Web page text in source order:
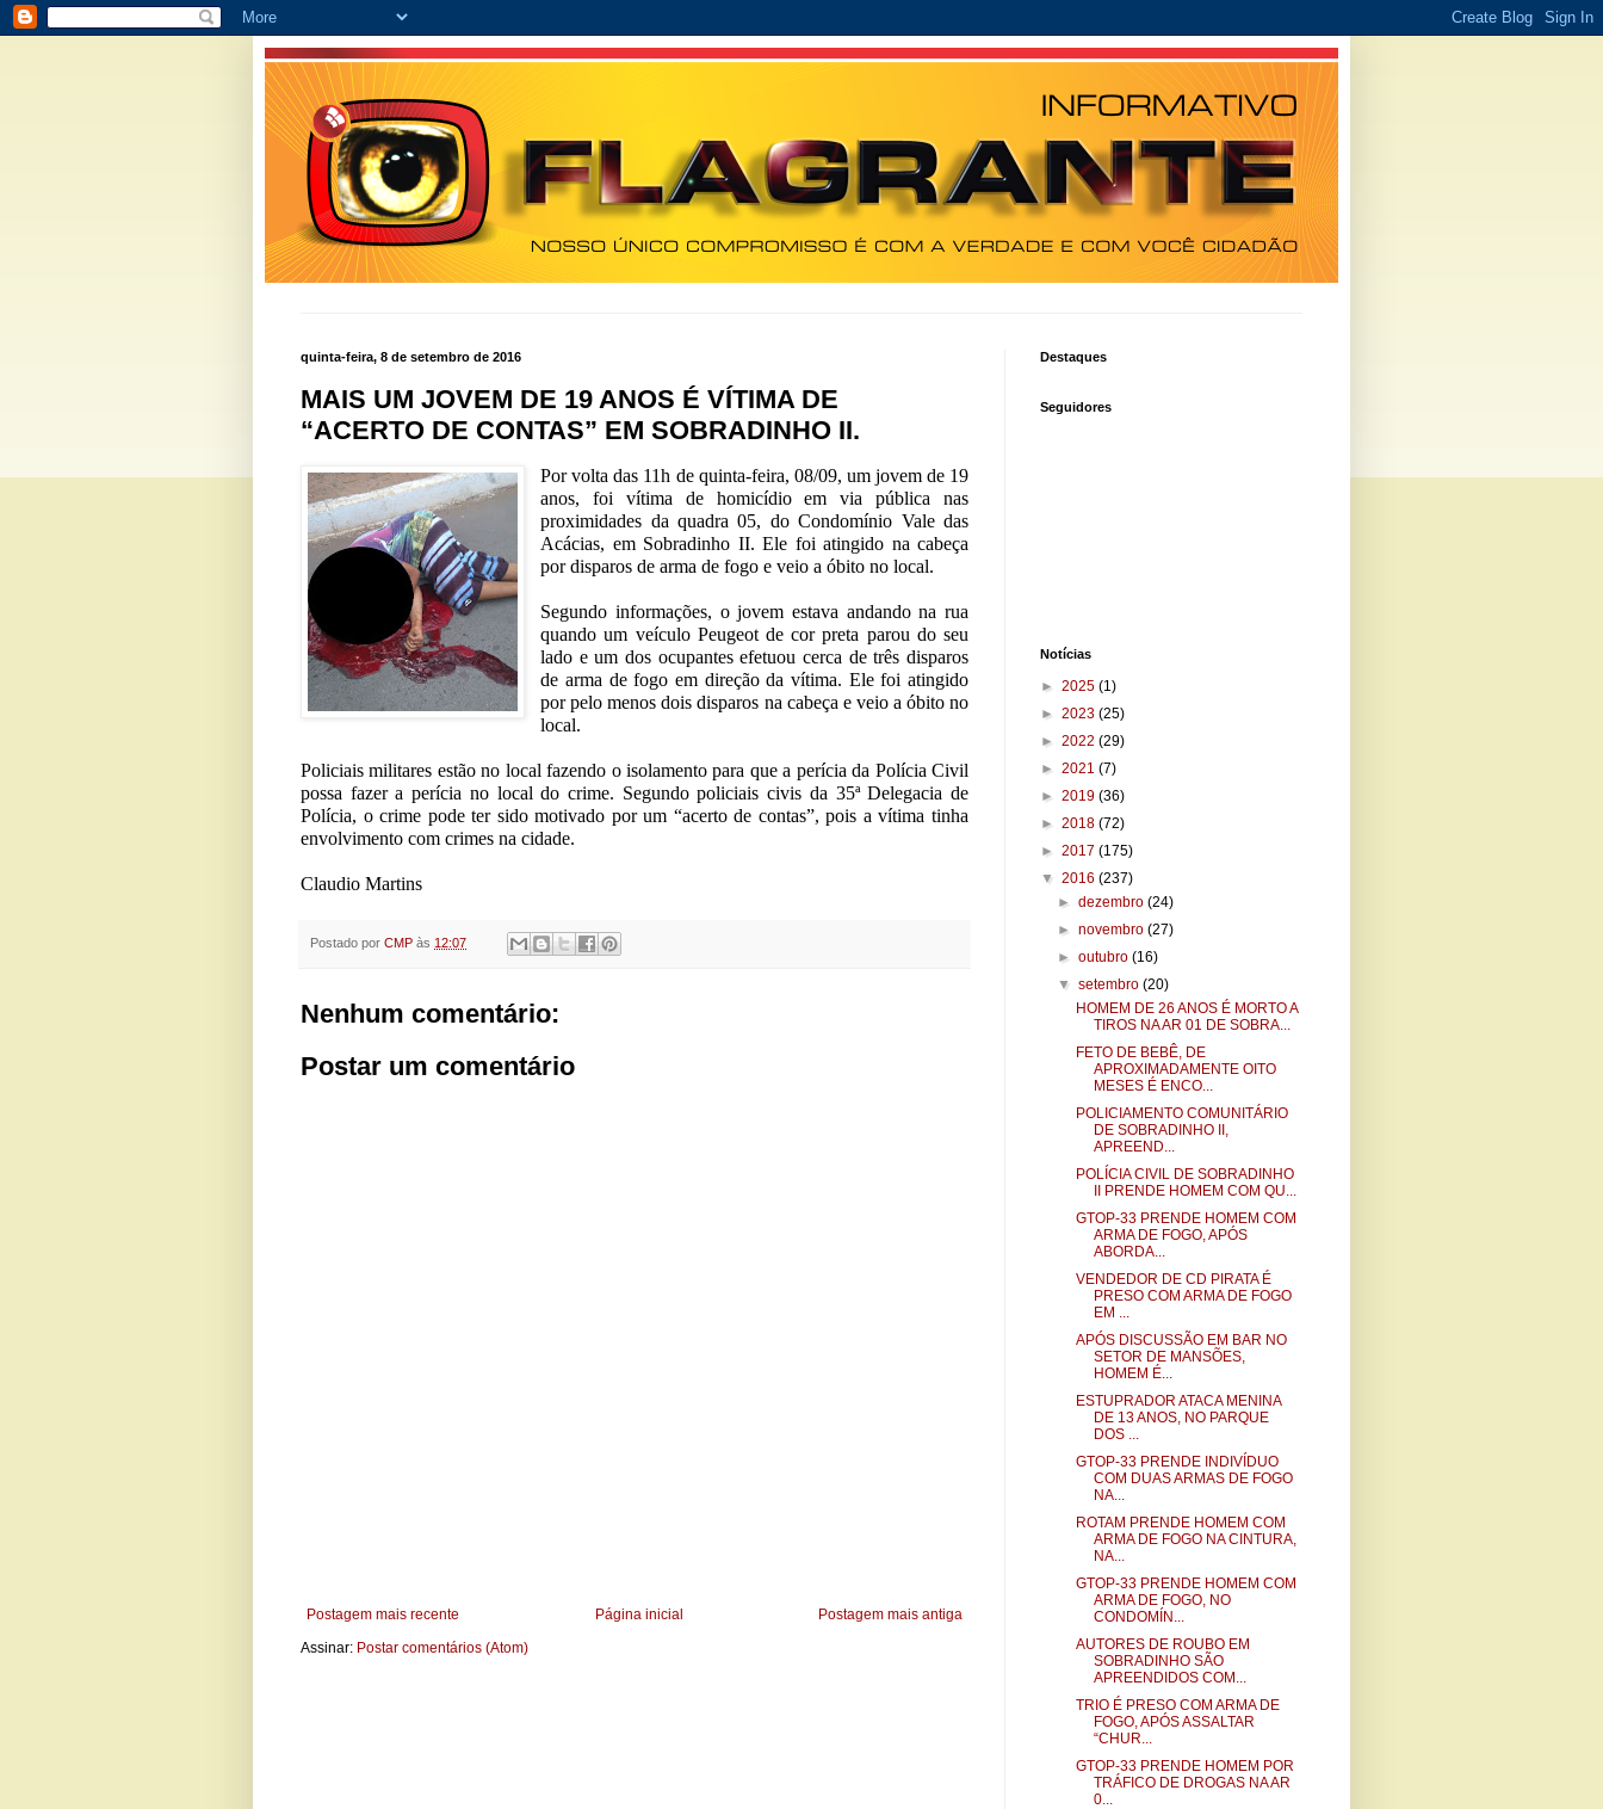
quinta-feira, 8 de setembro de 2016
MAIS UM JOVEM DE 19 ANOS É VÍTIMA DE
“ACERTO DE CONTAS” EM SOBRADINHO II.
Por volta das 11h de quinta-feira, 08/09, um jovem de 19
anos, foi vítima de homicídio em via pública nas
proximidades da quadra 05, do Condomínio Vale das
Acácias, em Sobradinho II. Ele foi atingido na cabeça
por disparos de arma de fogo e veio a óbito no local.
Segundo informações, o jovem estava andando na rua
quando um veículo Peugeot de cor preta parou do seu
lado e um dos ocupantes efetuou cerca de três disparos
de arma de fogo em direção da vítima. Ele foi atingido
por pelo menos dois disparos na cabeça e veio a óbito no
local.
Policiais militares estão no local fazendo o isolamento para que a perícia da Polícia Civil
possa fazer a perícia no local do crime. Segundo policiais civis da 35ª Delegacia de
Polícia, o crime pode ter sido motivado por um “acerto de contas”, pois a vítima tinha
envolvimento com crimes na cidade.
Claudio Martins
Postado por CMP às 12:07
Nenhum comentário:
Postar um comentário
Postagem mais recente Postagem mais antiga
Página inicial
Assinar: Postar comentários (Atom)
Destaques
Seguidores
Notícias
► 2025 (1)
► 2023 (25)
► 2022 (29)
► 2021 (7)
► 2019 (36)
► 2018 (72)
► 2017 (175)
▼ 2016 (237)
►dezembro(24)
►novembro(27)
►outubro(16)
▼setembro(20)
HOMEM DE 26 ANOS É MORTO A
TIROS NA AR 01 DE SOBRA...
FETO DE BEBÊ, DE
APROXIMADAMENTE OITO
MESES É ENCO...
POLICIAMENTO COMUNITÁRIO
DE SOBRADINHO II,
APREEND...
POLÍCIA CIVIL DE SOBRADINHO
II PRENDE HOMEM COM QU...
GTOP-33 PRENDE HOMEM COM
ARMA DE FOGO, APÓS
ABORDA...
VENDEDOR DE CD PIRATA É
PRESO COM ARMA DE FOGO
EM ...
APÓS DISCUSSÃO EM BAR NO
SETOR DE MANSÕES,
HOMEM É...
ESTUPRADOR ATACA MENINA
DE 13 ANOS, NO PARQUE
DOS ...
GTOP-33 PRENDE INDIVÍDUO
COM DUAS ARMAS DE FOGO
NA...
ROTAM PRENDE HOMEM COM
ARMA DE FOGO NA CINTURA,
NA...
GTOP-33 PRENDE HOMEM COM
ARMA DE FOGO, NO
CONDOMÍN...
AUTORES DE ROUBO EM
SOBRADINHO SÃO
APREENDIDOS COM...
TRIO É PRESO COM ARMA DE
FOGO, APÓS ASSALTAR
“CHUR...
GTOP-33 PRENDE HOMEM POR
TRÁFICO DE DROGAS NA AR
0...